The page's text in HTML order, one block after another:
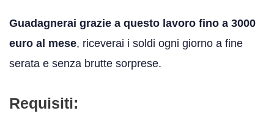
Guadagnerai grazie a questo lavoro fino a 3000
euro al mese, riceverai i soldi ogni giorno a fine
serata e senza brutte sorprese.
Requisiti: